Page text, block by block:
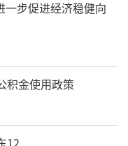
步促进经济稳健向
积金使用政策
12